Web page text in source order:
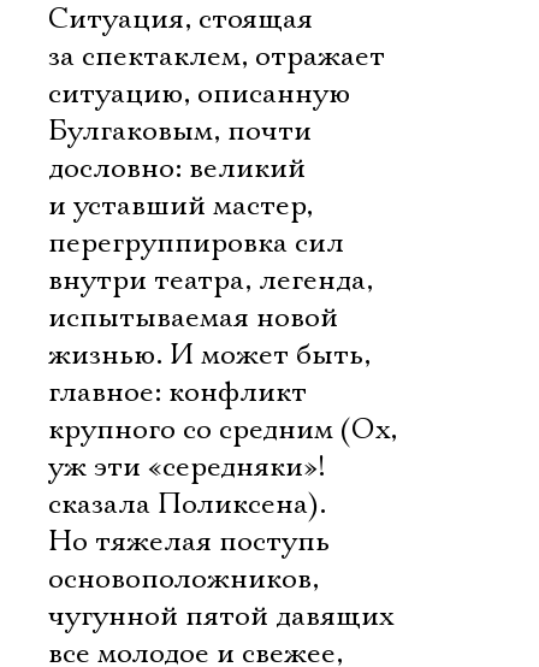
Ситуация, стоящая
за спектаклем, отражает
ситуацию, описанную
Булгаковым, почти
дословно: великий
и уставший мастер,
перегруппировка сил
внутри театра, легенда,
испытываемая новой
жизнью. И может быть,
главное: конфликт
крупного со средним (Ох,
уж эти «середняки»! 
сказала Поликсена).
Но тяжелая поступь
основоположников,
чугунной пятой давящих
все молодое и свежее,